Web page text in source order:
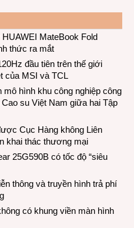
MateBook Fold
thức ra mắt
đầu tiên trên thế giới
của MSI và TCL
hình khu công nghiệp công
su Việt Nam giữa hai Tập
Cục Hàng không Liên
khai thác thương mại
25G590B có tốc độ “siêu
thông và truyền hình trả phí
có khung viền màn hình